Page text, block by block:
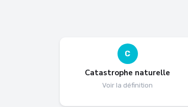
C
Catastrophe naturelle
Voir la définition